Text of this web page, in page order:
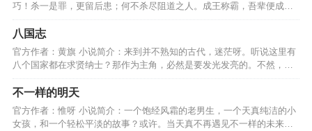
巧！杀一是罪，更留后患；何不杀尽阻道之人。成王称霸，吾辈便成真
理！以求：剑吞天下。…
八国志
官方作者：黄旗 小说简介：来到并不熟知的古代，迷茫呀。听说这里有
八个国家都在求贤纳士？那作为主角，必然是要发光发亮的。不然，跟
那些土鸡瓦狗有何区别？…
不一样的明天
官方作者：惟呀 小说简介：一个饱经风霜的老男生，一个天真纯洁的小
女孩，和一个轻松平淡的故事？或许。当天真不再遇见不一样的未来，